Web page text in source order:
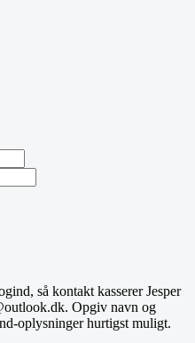
så kontakt kasserer Jesper
Opgiv navn og
oplysninger hurtigst muligt.